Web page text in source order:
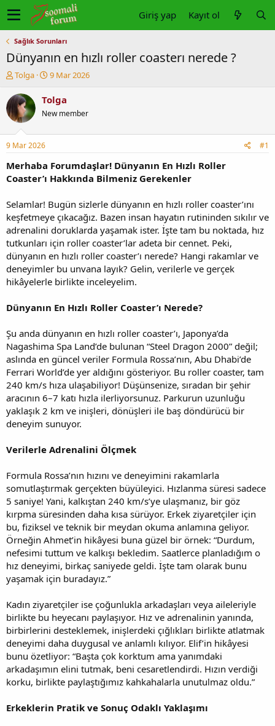
Giriş yap Kayıt ol
Sağlık Sorunları
Dünyanın en hızlı roller coasterı nerede ?
K
n
u
y
b
a
ş
a
a
n
Tolga
B
ş
a
ç
t
a
i
h
9 Mar 2026
Tolga
New member
9 Mar 2026 #1
Merhaba Forumdaşlar! Dünyanın En Hızlı Roller
Coaster’ı Hakkında Bilmeniz Gerekenler
Selamlar! Bugün sizlerle dünyanın en hızlı roller coaster’ını
keşfetmeye çıkacağız. Bazen insan hayatın rutininden sıkılır ve
adrenalini doruklarda yaşamak ister. İşte tam bu noktada, hız
tutkunları için roller coaster’lar adeta bir cennet. Peki,
dünyanın en hızlı roller coaster’ı nerede? Hangi rakamlar ve
deneyimler bu unvana layık? Gelin, verilerle ve gerçek
hikâyelerle birlikte inceleyelim.
Dünyanın En Hızlı Roller Coaster’ı Nerede?
Şu anda dünyanın en hızlı roller coaster’ı, Japonya’da
Nagashima Spa Land’de bulunan “Steel Dragon 2000” değil;
aslında en güncel veriler Formula Rossa’nın, Abu Dhabi’de
Ferrari World’de yer aldığını gösteriyor. Bu roller coaster, tam
240 km/s hıza ulaşabiliyor! Düşünsenize, sıradan bir şehir
aracının 6–7 katı hızla ilerliyorsunuz. Parkurun uzunluğu
yaklaşık 2 km ve inişleri, dönüşleri ile baş döndürücü bir
deneyim sunuyor.
Verilerle Adrenalini Ölçmek
Formula Rossa’nın hızını ve deneyimini rakamlarla
somutlaştırmak gerçekten büyüleyici. Hızlanma süresi sadece
5 saniye! Yani, kalkıştan 240 km/s’ye ulaşmanız, bir göz
kırpma süresinden daha kısa sürüyor. Erkek ziyaretçiler için
bu, fiziksel ve teknik bir meydan okuma anlamına geliyor.
Örneğin Ahmet’in hikâyesi buna güzel bir örnek: “Durdum,
nefesimi tuttum ve kalkışı bekledim. Saatlerce planladığım o
hız deneyimi, birkaç saniyede geldi. İşte tam olarak bunu
yaşamak için buradayız.”
Kadın ziyaretçiler ise çoğunlukla arkadaşları veya aileleriyle
birlikte bu heyecanı paylaşıyor. Hız ve adrenalinin yanında,
birbirlerini desteklemek, inişlerdeki çığlıkları birlikte atlatmak
deneyimi daha duygusal ve anlamlı kılıyor. Elif’in hikâyesi
bunu özetliyor: “Başta çok korktum ama yanımdaki
arkadaşımın elini tutmak, beni cesaretlendirdi. Hızın verdiği
korku, birlikte paylaştığımız kahkahalarla unutulmaz oldu.”
Erkeklerin Pratik ve Sonuç Odaklı Yaklaşımı